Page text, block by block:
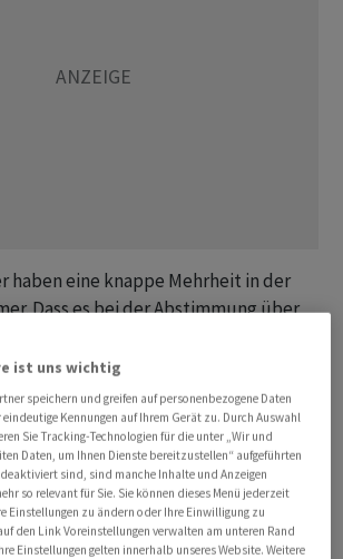
haben eine knappe Mehrheit in der
Dass es bei der Abstimmung über
in den eigenen Reihen gibt, ist
Der Präsident hatte bis zuletzt
auf die eigene Partei zu nehmen und
Auf der Plattform Truth
dass jeder Republikaner im US-
Zölle stimme, die Konsequenzen
Wahlen zu spüren bekommen werde.
ist uns wichtig
speichern und greifen auf personenbezogene Daten
Kennungen auf Ihrem Gerät zu. Durch Auswahl
Sie Tracking-Technologien für die unter „Wir und
Daten, um Ihnen Dienste bereitzustellen“ aufgeführten
sind, sind manche Inhalte und Anzeigen
so relevant für Sie. Sie können dieses Menü jederzeit
Einstellungen zu ändern oder Ihre Einwilligung zu
den Link Voreinstellungen verwalten am unteren Rand
Einstellungen gelten innerhalb unseres Website. Weitere